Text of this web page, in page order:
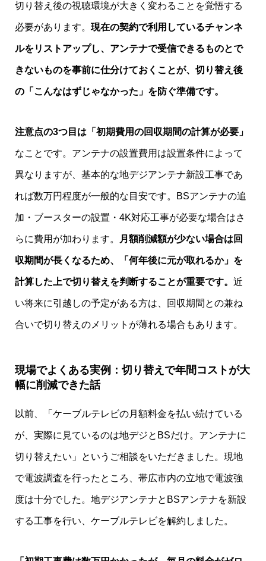
切り替え後の視聴環境が大きく変わることを覚悟する
必要があります。 現在の契約で利用しているチャンネ
ルをリストアップし、アンテナで受信できるものとで
きないものを事前に仕分けておくことが、切り替え後
の「こんなはずじゃなかった」を防ぐ準備です。
注意点の3つ目は「初期費用の回収期間の計算が必要」
なことです。アンテナの設置費用は設置条件によって
異なりますが、基本的な地デジアンテナ新設工事であ
れば数万円程度が一般的な目安です。BSアンテナの追
加・ブースターの設置・4K対応工事が必要な場合はさ
らに費用が加わります。 月額削減額が少ない場合は回
収期間が長くなるため、「何年後に元が取れるか」を
計算した上で切り替えを判断することが重要です。 近
い将来に引越しの予定がある方は、回収期間との兼ね
合いで切り替えのメリットが薄れる場合もあります。
現場でよくある実例：切り替えで年間コストが大
幅に削減できた話
以前、「ケーブルテレビの月額料金を払い続けている
が、実際に見ているのは地デジとBSだけ。アンテナに
切り替えたい」というご相談をいただきました。現地
で電波調査を行ったところ、帯広市内の立地で電波強
度は十分でした。地デジアンテナとBSアンテナを新設
する工事を行い、ケーブルテレビを解約しました。